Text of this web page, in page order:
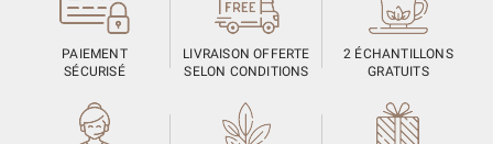
PAIEMENT
SÉCURISÉ
LIVRAISON OFFERTE
SELON CONDITIONS
2 ÉCHANTILLONS
GRATUITS